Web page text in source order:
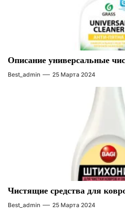
Описание универсальные
Best_admin 25 Марта 2024
Чистящие средства для
Best_admin 25 Марта 2024